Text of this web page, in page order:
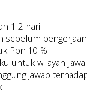
1-2 hari
sebelum
Ppn 10 %
untuk wilayah
jawab